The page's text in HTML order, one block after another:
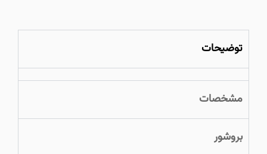
توضیحات
مشخصات
بروشور